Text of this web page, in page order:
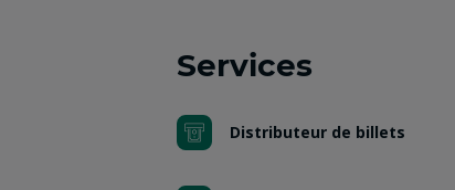
Services
Distributeur de billets